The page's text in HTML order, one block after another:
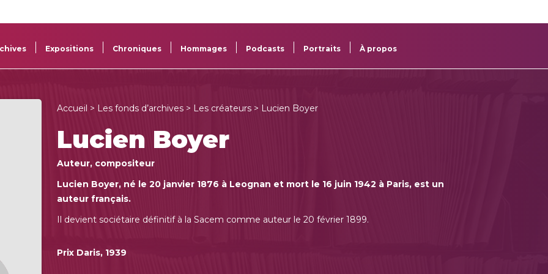
Sacem
projets
Sacem
des œuvres
Expositions Chroniques Hommages Podcasts Portraits À propos
Accueil > Les fonds d’archives > Les créateurs > Lucien Boyer
Lucien Boyer
Auteur, compositeur
Lucien Boyer, né le 20 janvier 1876 à Leognan et mort le 16 juin 1942 à Paris, est un
auteur français.
Il devient sociétaire définitif à la Sacem comme auteur le 20 février 1899.
Prix Daris, 1939